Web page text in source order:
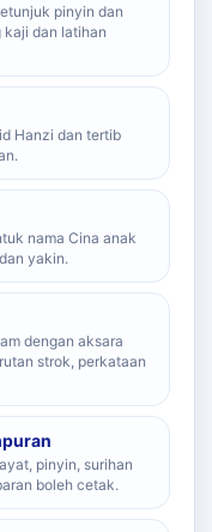
pinyin dan
dan latihan
Hanzi dan tertib
nama Cina anak
yakin.
dengan aksara
strok, perkataan
pinyin, surihan
boleh cetak.